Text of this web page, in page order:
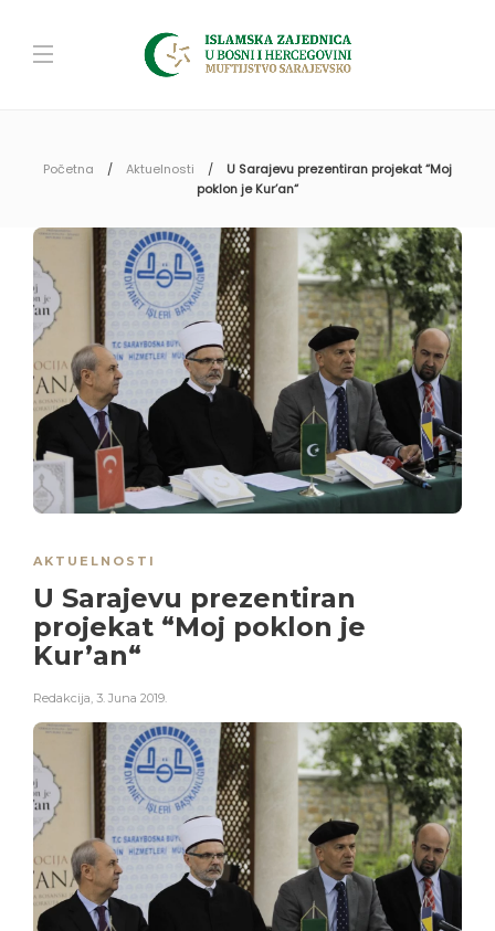
Početna Aktuelnosti
U Sarajevu prezentiran projekat “Moj
poklon je Kur’an“
AKTUELNOSTI
U Sarajevu prezentiran
projekat “Moj poklon je
Kur’an“
Redakcija 3. Juna 2019.